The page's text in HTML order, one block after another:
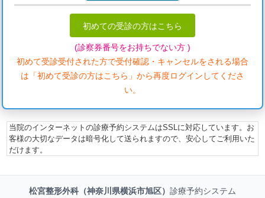
初めての受診の方はこちら
(診察券番号をお持ちでない方 )
初めて受診受付された方で受付確認・キャンセルをされる場合
は「初めて受診の方はこちら」から再度ログインしてくださ
い。
当院のインターネットの診療予約システムはSSLに対応しています。お
客様の大切なデータは暗号化して送られますので、安心してご利用いた
だけます。
松宮整形外科（神奈川県横浜市旭区） 診療予約システム